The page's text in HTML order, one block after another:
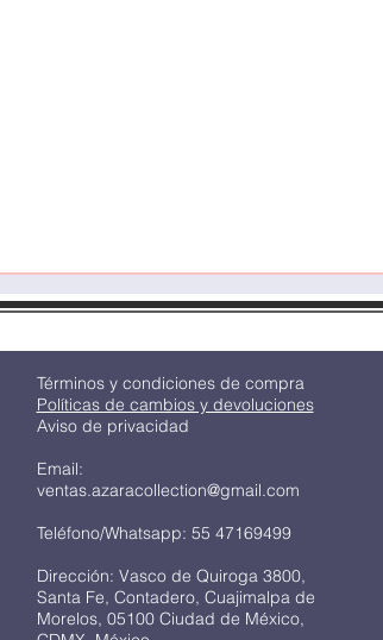
Términos y condiciones de compra
Políticas de cambios y devoluciones
Aviso de privacidad
Email:
ventas.azaracollection@gmail.com
Teléfono/Whatsapp: 55 47169499
Dirección: Vasco de Quiroga 3800,
Santa Fe, Contadero, Cuajimalpa de
Morelos, 05100 Ciudad de México,